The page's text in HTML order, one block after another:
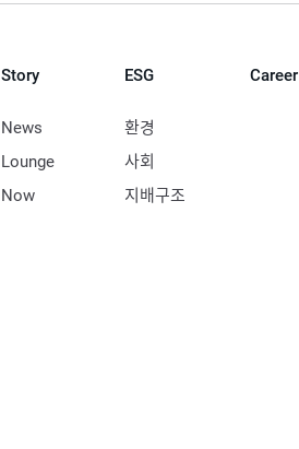
Story
News
Lounge
Now
ESG
환경
사회
지배구조
Career